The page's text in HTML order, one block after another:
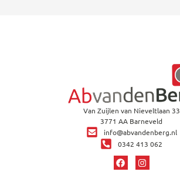
Van Zuijlen van Nieveltlaan 33
3771 AA Barneveld
info@abvandenberg.nl
0342 413 062